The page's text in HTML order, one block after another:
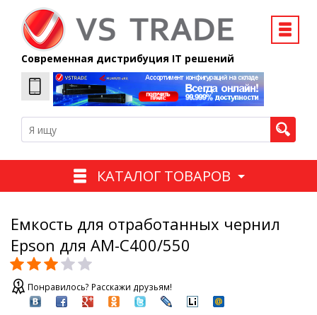
Современная дистрибуция IT решений
КАТАЛОГ ТОВАРОВ
Емкость для отработанных чернил
Epson для AM-C400/550
Понравилось? Расскажи друзьям!